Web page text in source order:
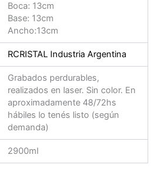
Boca: 13cm
Base: 13cm
Ancho:13cm
RCRISTAL Industria Argentina
Grabados perdurables,
realizados en laser. Sin color. En
aproximadamente 48/72hs
hábiles lo tenés listo (según
demanda)
2900ml